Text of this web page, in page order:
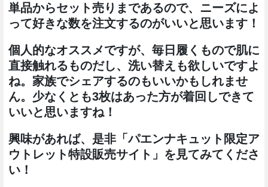
単品からセット売りまであるので、ニーズによ
って好きな数を注文するのがいいと思います！
個人的なオススメですが、毎日履くもので肌に
直接触れるものだし、洗い替えも欲しいですよ
ね。家族でシェアするのもいいかもしれませ
ん。少なくとも3枚はあった方が着回しできて
いいと思いますね！
興味があれば、是非「パエンナキュット限定ア
ウトレット特設販売サイト」を見てみてくださ
い！